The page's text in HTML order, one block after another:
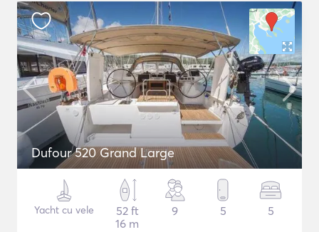
Dufour 520 Grand Large
Yacht cu vele
52 ft
16 m
9 5 5